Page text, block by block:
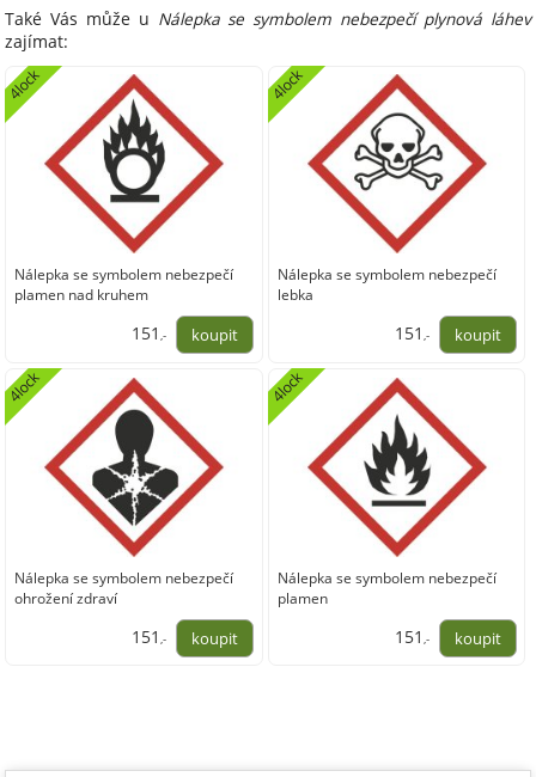
Také Vás může u Nálepka se symbolem nebezpečí plynová láhev
zajímat:
Nálepka se symbolem nebezpečí
plamen nad kruhem
4lock
151,-
Nálepka se symbolem nebezpečí
lebka
4lock
151 ,-
Nálepka se symbolem nebezpečí
ohrožení zdraví
4lock
151 ,-
Nálepka se symbolem nebezpečí
plamen
4lock
151 ,-